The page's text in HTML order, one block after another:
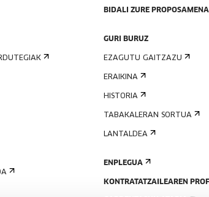
BIDALI ZURE PROPOSAMENA
GURI BURUZ
EZAGUTU GAITZAZU
ERAIKINA
HISTORIA
TABAKALERAN SORTUA
LANTALDEA
ENPLEGUA
KONTRATATZAILEAREN